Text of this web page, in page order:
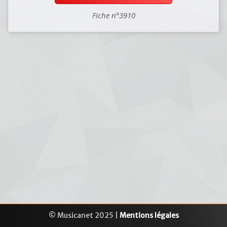
Fiche n°3910
© Musicanet 2025 | Mentions légales